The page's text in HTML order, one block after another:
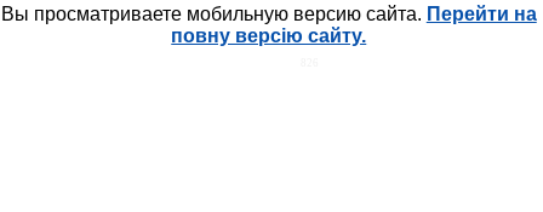
Вы просматриваете мобильную версию сайта. Перейти на
повну версію сайту.